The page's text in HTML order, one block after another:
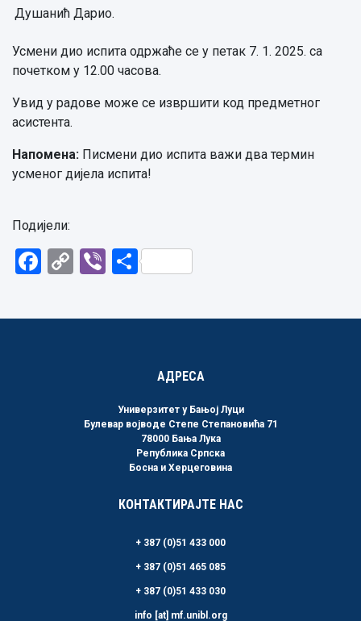
Душанић Дарио.
Усмени дио испита одржаће се у петак 7. 1. 2025. са
почетком у 12.00 часова.
Увид у радове може се извршити код предметног
асистента.
Напомена: Писмени дио испита важи два термин
усменог дијела испита!
Подијели:
Facebook
CopyViberShare
АДРЕСА
Универзитет у Бањој Луци
Булевар војводе Степе Степановића 71
78000 Бања Лука
Република Српска
Босна и Херцеговина
КОНТАКТИРАЈТЕ НАС
+ 387 (0)51 433 000
+ 387 (0)51 465 085
+ 387 (0)51 433 030
info [at] mf.unibl.org